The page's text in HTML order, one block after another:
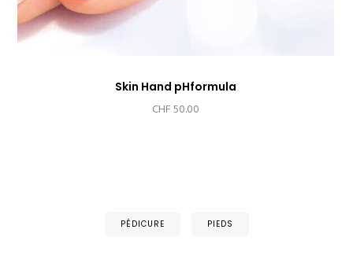
Skin Hand pHformula
CHF50.00
PÉDICURE PIEDS